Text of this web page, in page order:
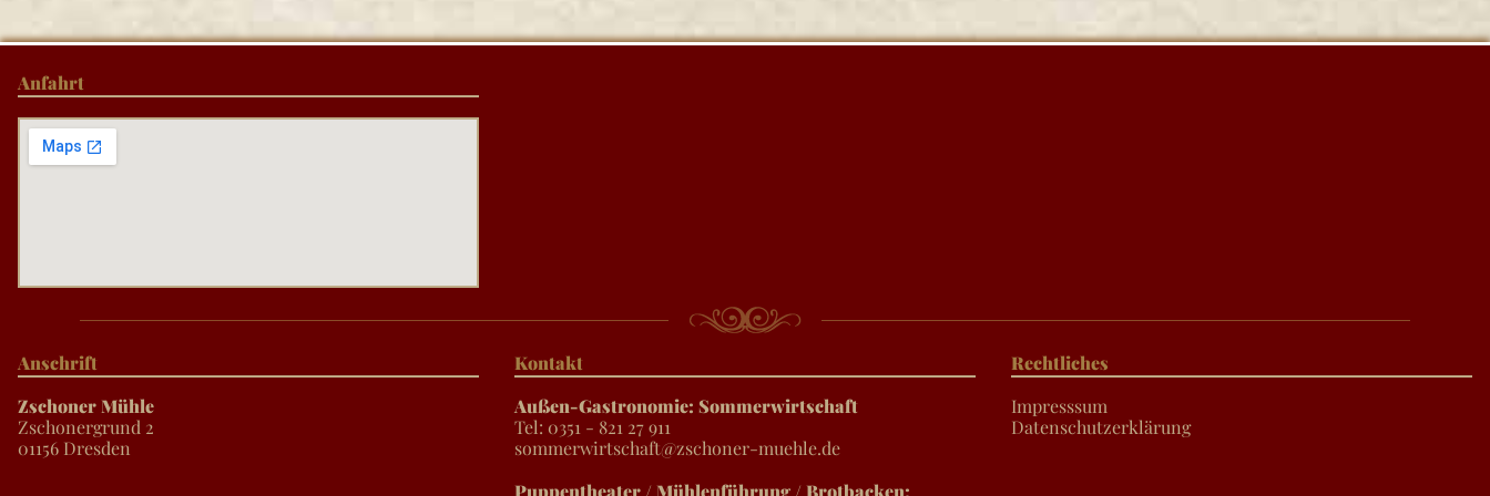
Anfahrt
Anschrift
Zschoner Mühle
Zschonergrund 2
01156 Dresden
Kontakt
Außen-Gastronomie: Sommerwirtschaft
Tel: 0351 - 821 27 911
sommerwirtschaft@zschoner-muehle.de
Rechtliches
Impresssum
Datenschutzerklärung